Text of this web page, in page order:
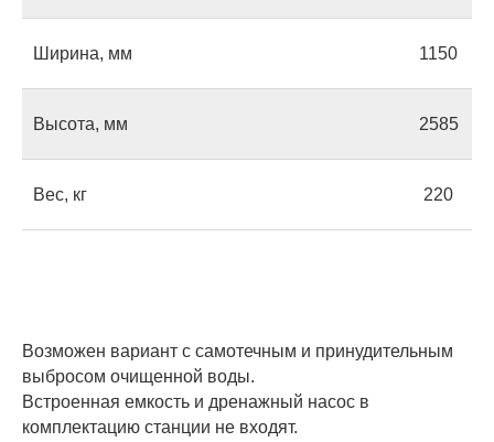
Ширина, мм 1150
Высота, мм 2585
Вес, кг 220
Возможен вариант с самотечным и принудительным
выбросом очищенной воды.
Встроенная емкость и дренажный насос в
комплектацию станции не входят.
Оставьте заявку
оставьте свой номер — мы
позвоним, чтобы ответить на все
ваши вопросы.